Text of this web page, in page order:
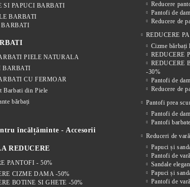
SI PAPUCI BARBATI
BARBATI
BARBATI
PIELE NATURALA
BARBATI
CU FERMOAR
Barbati din Piele
bărbați
încălțăminte - Accesorii
REDUCERE
PANTOFI - 50%
CIZME DAMA -50%
BOTINE SI GHETE -50%
Reducere
Pantofi de
Reducere de
REDUCERE
Cizme bărbați
REDUCERE
REDUCERE
-30%
Pantofi de
Reducere de
Pantofi prea
Pantofi de
Pantofi
Reduceri de vară
Papuci și
Pantofi de
Sandale
Papuci și
Pantofi de